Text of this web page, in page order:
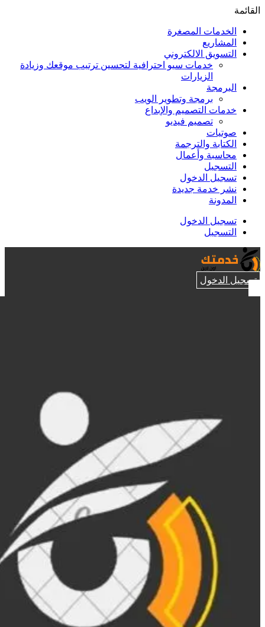
القائمة
الخدمات المصغرة
المشاريع
التسويق الالكتروني
خدمات سيو احترافية لتحسين ترتيب موقعك وزيادة
الزيارات
البرمجة
برمجة وتطوير الويب
خدمات التصميم والإبداع
تصميم فيديو
صوتيات
الكتابة والترجمة
محاسبة وأعمال
التسجيل
تسجيل الدخول
نشر خدمة جديدة
المدونة
تسجيل الدخول
التسجيل
تسجيل الدخول